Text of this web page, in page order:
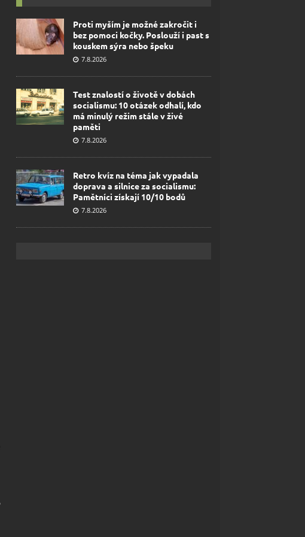
Proti myším je možné zakročit i
bez pomoci kočky. Poslouží i past s
kouskem sýra nebo špeku
7.8.2026
Test znalostí o životě v dobách
socialismu: 10 otázek odhalí, kdo
má minulý režim stále v živé
paměti
7.8.2026
Retro kvíz na téma jak vypadala
doprava a silnice za socialismu:
Pamětníci získají 10/10 bodů
7.8.2026